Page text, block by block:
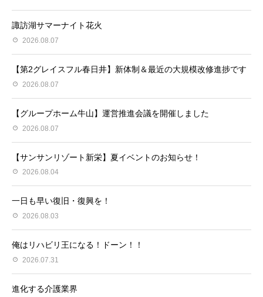
諏訪湖サマーナイト花火
2026.08.07
【第2グレイスフル春日井】新体制＆最近の大規模改修進捗です
2026.08.07
【グループホーム牛山】運営推進会議を開催しました
2026.08.07
【サンサンリゾート新栄】夏イベントのお知らせ！
2026.08.04
一日も早い復旧・復興を！
2026.08.03
俺はリハビリ王になる！ドーン！！
2026.07.31
進化する介護業界